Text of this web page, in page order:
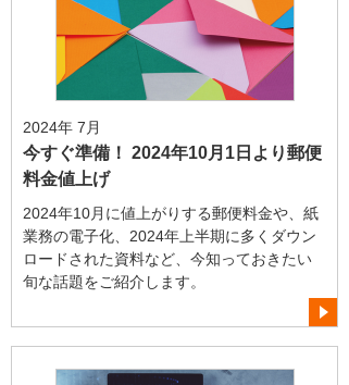
2024年 7月
今すぐ準備！ 2024年10月1日より郵便
料金値上げ
2024年10月に値上がりする郵便料金や、紙
業務の電子化、2024年上半期に多くダウン
ロードされた資料など、今知っておきたい
旬な話題をご紹介します。